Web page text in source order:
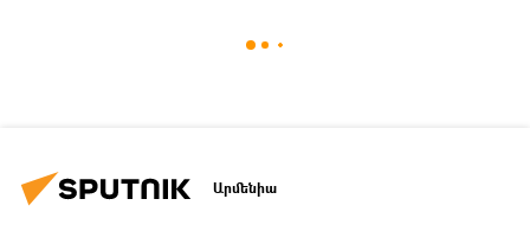
Արմենիա